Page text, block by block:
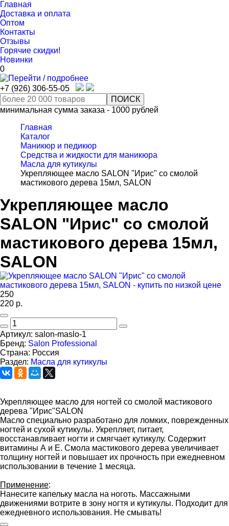
Главная
Доставка и оплата
Оптом
Контакты
Отзывы
Горячие скидки!
Новинки
0
+7 (926) 306-55-05
минимальная сумма заказа - 1000 рублей
Главная
Каталог
Маникюр и педикюр
Средства и жидкости для маникюра
Масла для кутикулы
Укрепляющее масло SALON "Ирис" со смолой
мастикового дерева 15мл, SALON
Укрепляющее масло
SALON "Ирис" со смолой
мастикового дерева 15мл,
SALON
250
220 р.
Артикул: salon-maslo-1
Бренд: Salon Professional
Страна: Россия
Раздел: Масла для кутикулы
Укрепляющее масло для ногтей со смолой мастикового
дерева "Ирис"SALON
Масло специально разработано для ломких, поврежденных
ногтей и сухой кутикулы. Укрепляет, питает,
восстанавливает ногти и смягчает кутикулу. Содержит
витамины А и Е. Смола мастикового дерева увеличивает
толщину ногтей и повышает их прочность при ежедневном
использовании в течение 1 месяца.
Применение:
Нанесите капельку масла на ноготь. Массажными
движениями вотрите в зону ногтя и кутикулы. Подходит для
ежедневного использования. Не смывать!